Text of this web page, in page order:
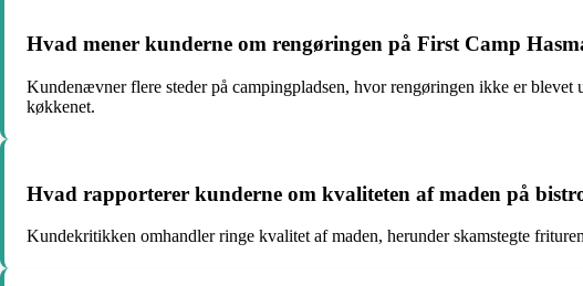
Hvad mener kunderne om rengøringen på First Camp
Kundenævner flere steder på campingpladsen, hvor rengøringen ikke er
køkkenet.
Hvad rapporterer kunderne om kvaliteten af maden på
Kundekritikken omhandler ringe kvalitet af maden, herunder skamstegte